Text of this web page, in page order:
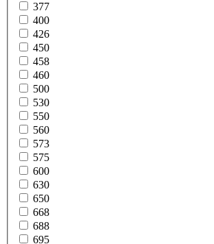
377
400
426
450
458
460
500
530
550
560
573
575
600
630
650
668
688
695